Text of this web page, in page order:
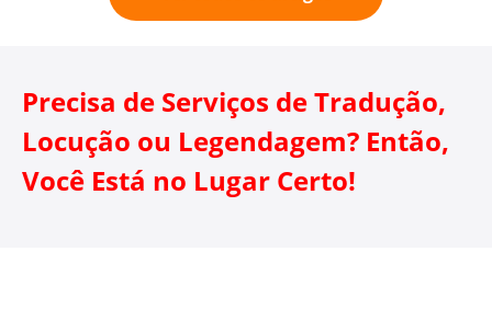
Precisa de Serviços de Tradução,
Locução ou Legendagem? Então,
Você Está no Lugar Certo!